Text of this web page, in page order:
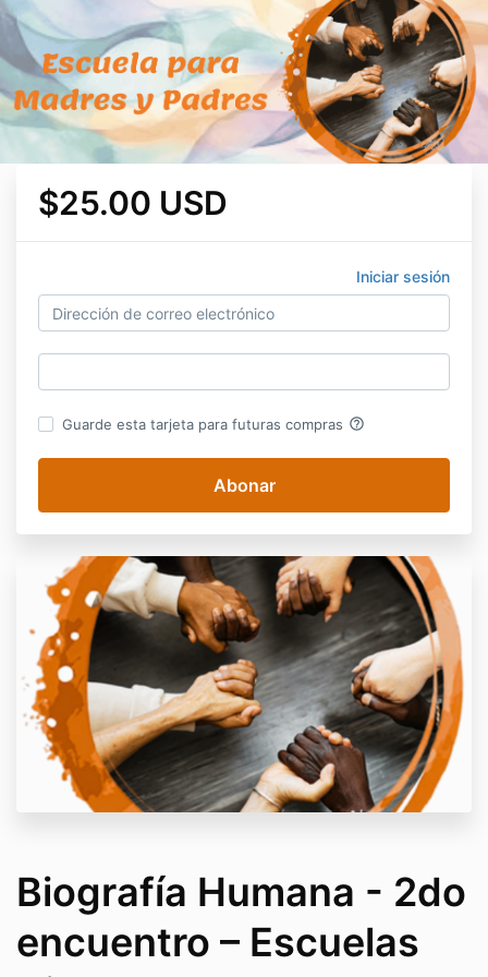
$25.00 USD
Iniciar sesión
Guarde esta tarjeta para futuras compras help_outline
Biografía Humana - 2do
encuentro – Escuelas